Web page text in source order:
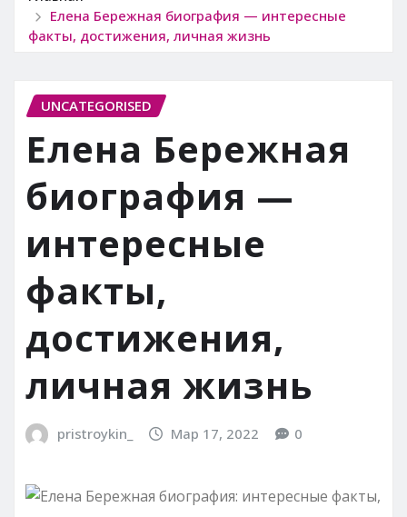
Елена Бережная биография — интересные
факты, достижения, личная жизнь
UNCATEGORISED
Елена Бережная
биография —
интересные
факты,
достижения,
личная жизнь
pristroykin_ Мар 17, 2022 0